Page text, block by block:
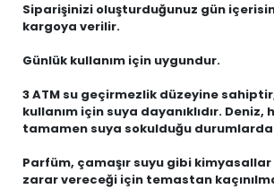
Siparişinizi oluşturduğunuz gün
kargoya verilir.
Günlük kullanım için uygundur.
3 ATM su geçirmezlik düzeyine
kullanım için suya dayanıklıdır. Deniz,
tamamen suya sokulduğu
Parfüm, çamaşır suyu gibi
zarar vereceği için temastan